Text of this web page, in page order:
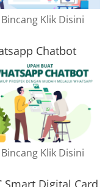
Bincang Klik Disini
Chatbot
Bincang Klik Disini
Smart Digital Card